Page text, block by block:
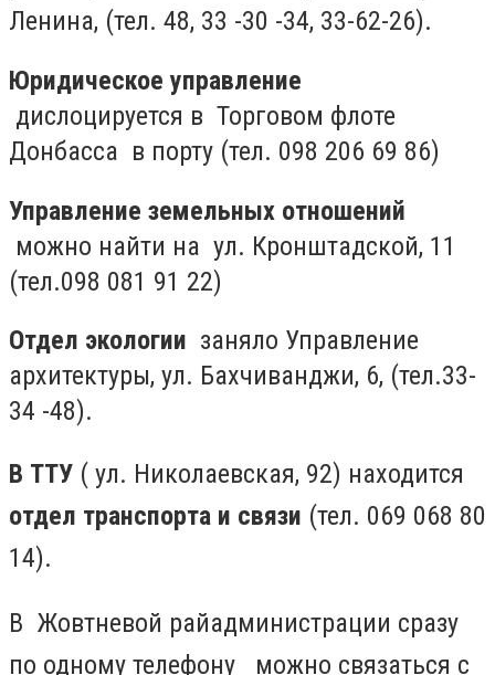
Ленина, (тел. 48, 33 -30 -34, 33-62-26).
Юридическое управление
дислоцируется в Торговом флоте
Донбасса в порту (тел. 098 206 69 86)
Управление земельных отношений
можно найти на ул. Кронштадской, 11
(тел.098 081 91 22)
Отдел экологии заняло Управление
архитектуры, ул. Бахчиванджи, 6, (тел.33-
34 -48).
В ТТУ ( ул. Николаевская, 92) находится
отдел транспорта и связи (тел. 069 068 80
14).
В Жовтневой райадминистрации сразу
по одному телефону можно связаться с